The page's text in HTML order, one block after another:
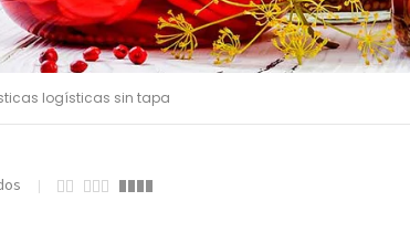
logísticas sin tapa